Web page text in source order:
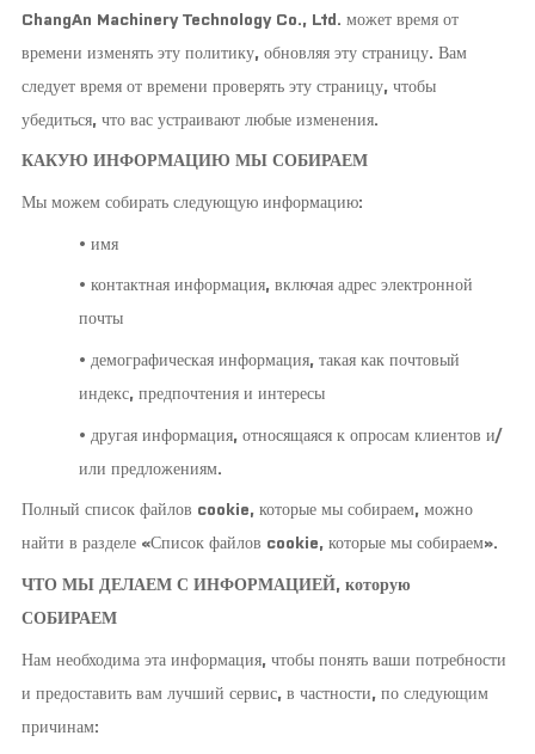
ChangAn Machinery Technology Co., Ltd. может время от
времени изменять эту политику, обновляя эту страницу. Вам
следует время от времени проверять эту страницу, чтобы
убедиться, что вас устраивают любые изменения.
КАКУЮ ИНФОРМАЦИЮ МЫ СОБИРАЕМ
Мы можем собирать следующую информацию:
• имя
• контактная информация, включая адрес электронной
почты
• демографическая информация, такая как почтовый
индекс, предпочтения и интересы
• другая информация, относящаяся к опросам клиентов и/
или предложениям.
Полный список файлов cookie, которые мы собираем, можно
найти в разделе «Список файлов cookie, которые мы собираем».
ЧТО МЫ ДЕЛАЕМ С ИНФОРМАЦИЕЙ, которую
СОБИРАЕМ
Нам необходима эта информация, чтобы понять ваши потребности
и предоставить вам лучший сервис, в частности, по следующим
причинам: